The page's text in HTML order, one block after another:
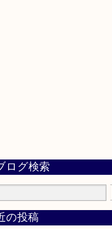
てください！